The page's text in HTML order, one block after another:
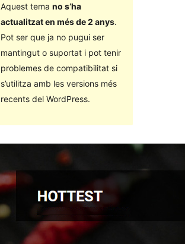
Aquest tema no s’ha
actualitzat en més de 2 anys.
Pot ser que ja no pugui ser
mantingut o suportat i pot tenir
problemes de compatibilitat si
s’utilitza amb les versions més
recents del WordPress.